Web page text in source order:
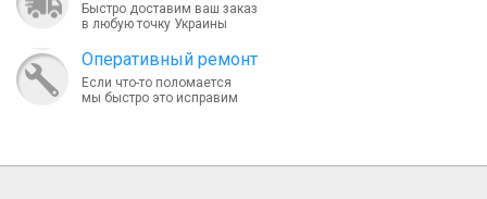
Быстро доставим ваш заказ
в любую точку Украины
Оперативный ремонт
Если что-то поломается
мы быстро это исправим